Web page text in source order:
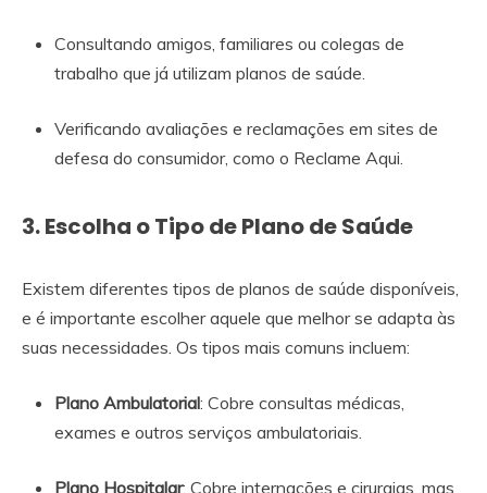
Consultando amigos, familiares ou colegas de
trabalho que já utilizam planos de saúde.
Verificando avaliações e reclamações em sites de
defesa do consumidor, como o Reclame Aqui.
3. Escolha o Tipo de Plano de Saúde
Existem diferentes tipos de planos de saúde disponíveis,
e é importante escolher aquele que melhor se adapta às
suas necessidades. Os tipos mais comuns incluem:
Plano Ambulatorial: Cobre consultas médicas,
exames e outros serviços ambulatoriais.
Plano Hospitalar: Cobre internações e cirurgias, mas